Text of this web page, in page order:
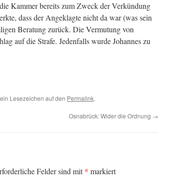
Kammer bereits zum Zweck der Verkündung
dass der Angeklagte nicht da war (was sein
Beratung zurück. Die Vermutung von
auf die Strafe. Jedenfalls wurde Johannes zu
Lesezeichen auf den Permalink.
Osnabrück: Wider die Ordnung →
Felder sind mit* markiert